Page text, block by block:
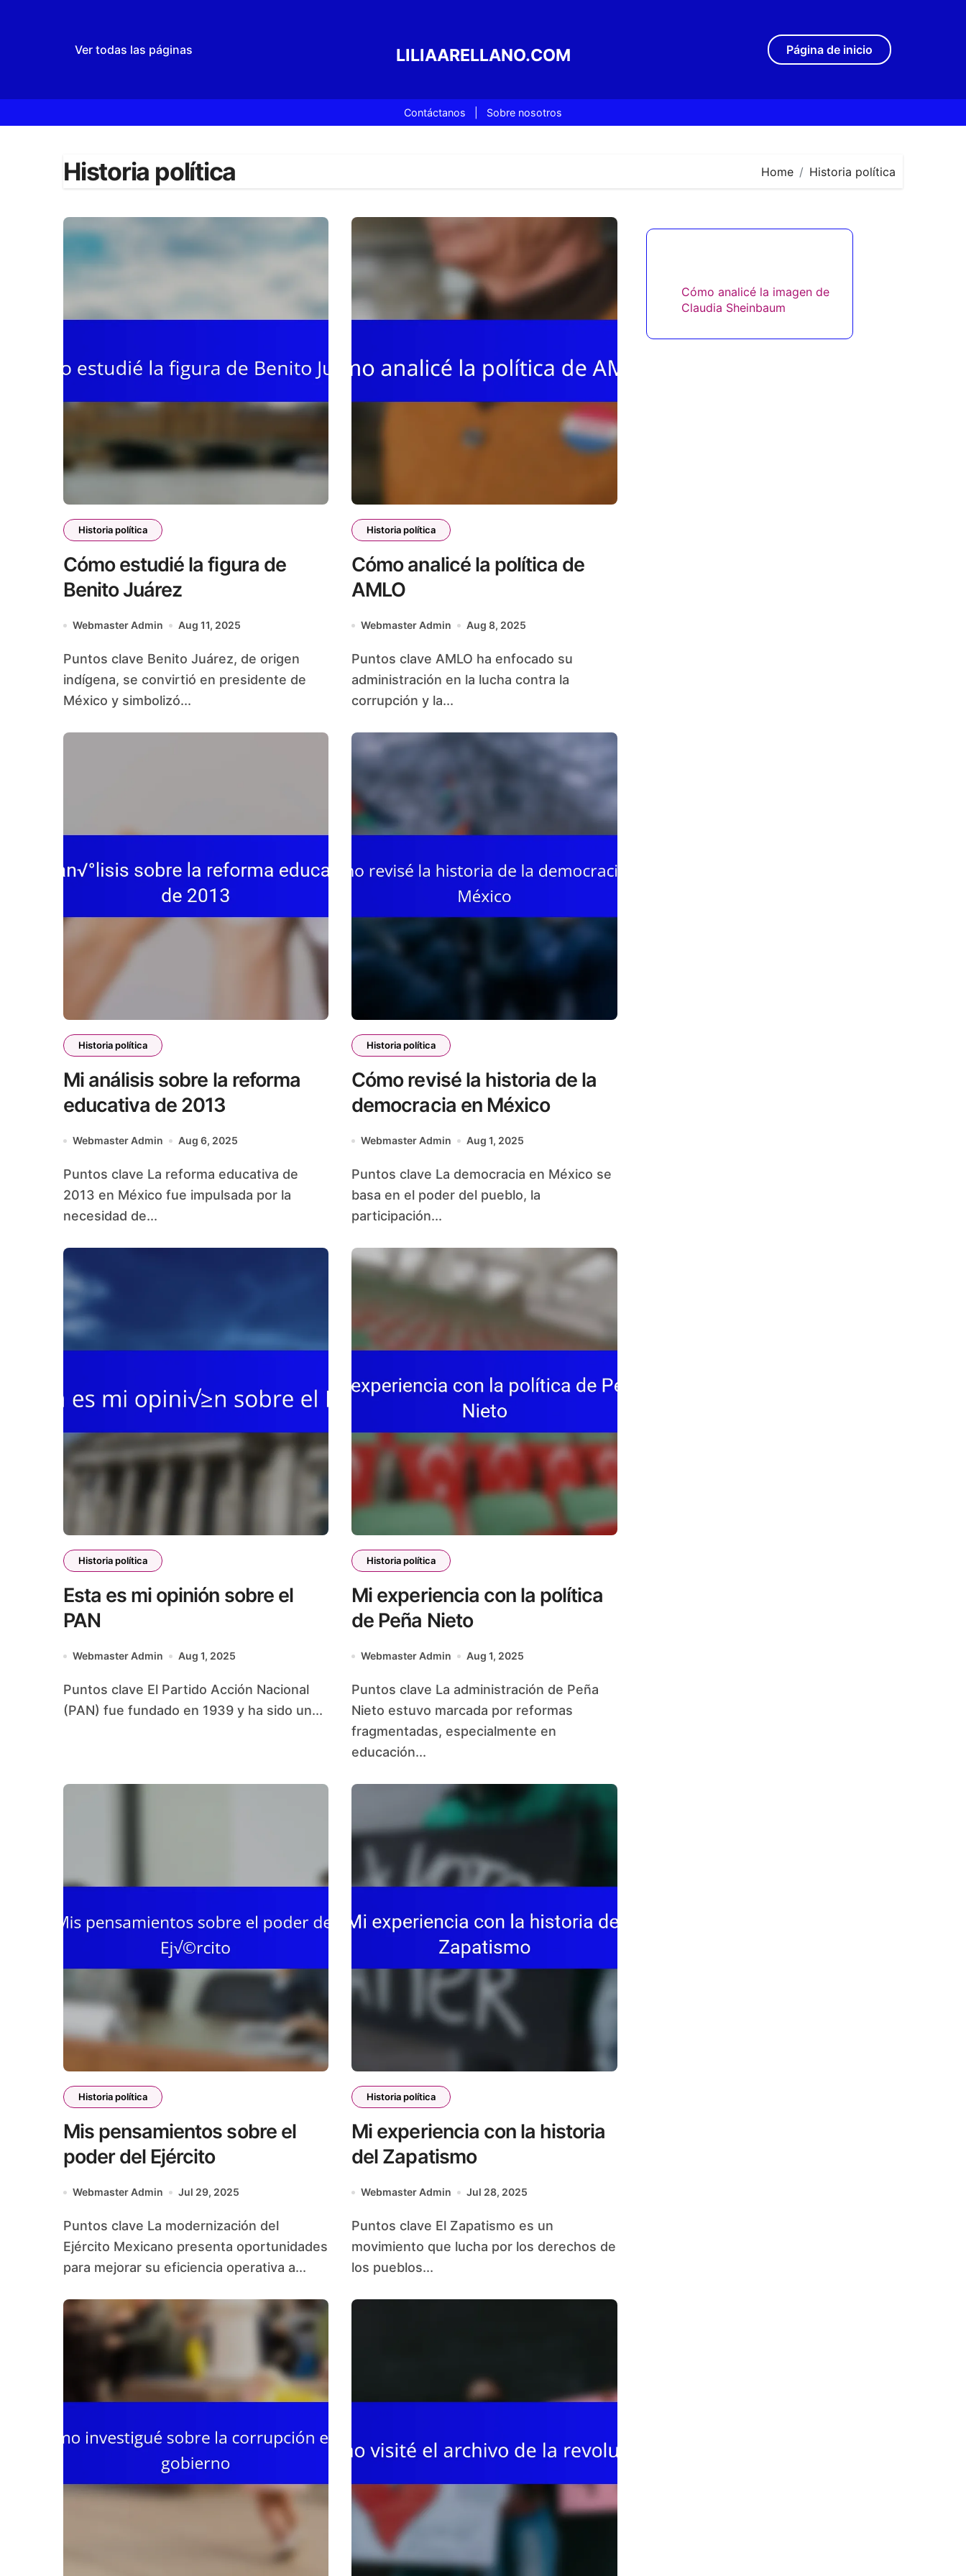
Ver todas las páginas LILIAARELLANO.COM Página de inicio
Contáctanos Sobre nosotros
Historia política Home Historia política
Historia política
Cómo estudié la figura de
Benito Juárez
Webmaster Admin Aug 11, 2025
Puntos clave Benito Juárez, de origen
indígena, se convirtió en presidente de
México y simbolizó...
Historia política
Cómo analicé la política de
AMLO
Webmaster Admin Aug 8, 2025
Puntos clave AMLO ha enfocado su
administración en la lucha contra la
corrupción y la...
Historia política
Mi análisis sobre la reforma
educativa de 2013
Webmaster Admin Aug 6, 2025
Puntos clave La reforma educativa de
2013 en México fue impulsada por la
necesidad de...
Historia política
Cómo revisé la historia de la
democracia en México
Webmaster Admin Aug 1, 2025
Puntos clave La democracia en México se
basa en el poder del pueblo, la
participación...
Historia política
Esta es mi opinión sobre el
PAN
Webmaster Admin Aug 1, 2025
Puntos clave El Partido Acción Nacional
(PAN) fue fundado en 1939 y ha sido un...
Historia política
Mi experiencia con la política
de Peña Nieto
Webmaster Admin Aug 1, 2025
Puntos clave La administración de Peña
Nieto estuvo marcada por reformas
fragmentadas, especialmente en
educación...
Historia política
Mis pensamientos sobre el
poder del Ejército
Webmaster Admin Jul 29, 2025
Puntos clave La modernización del
Ejército Mexicano presenta oportunidades
para mejorar su eficiencia operativa a...
Historia política
Mi experiencia con la historia
del Zapatismo
Webmaster Admin Jul 28, 2025
Puntos clave El Zapatismo es un
movimiento que lucha por los derechos de
los pueblos...
Cómo analicé la imagen de
Claudia Sheinbaum